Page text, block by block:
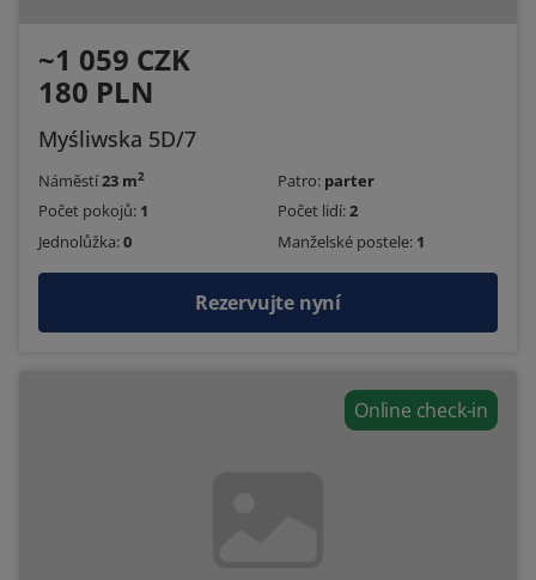
~1 059 CZK
180 PLN
Myśliwska 5D/7
Náměstí23 m2 Patro: parter
Počet pokojů: 1 Počet lidí:2
Jednolůžka:0 Manželské postele: 1
Rezervujte nyní
Online check-in